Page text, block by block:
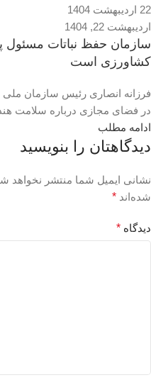
22 اردیبهشت 1404
اردیبهشت 22, 1404
سازمان حفظ نباتات مسئول
کشاورزی است
فرزانه انصاری رئیس سازمان ملی
در فضای مجازی درباره سلامت
ادامه مطلب
دیدگاهتان را بنویسید
نشانی ایمیل شما منتشر نخواهد
شده‌اند *
دیدگاه *